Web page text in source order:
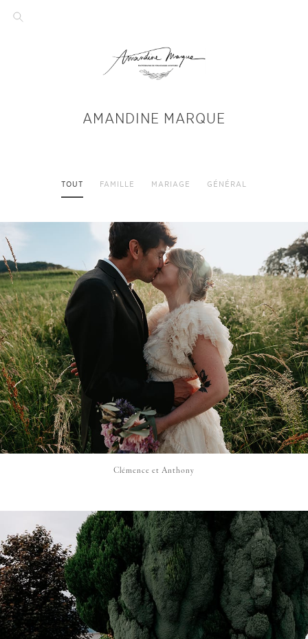
AMANDINE MARQUE
TOUT FAMILLE MARIAGE GÉNÉRAL
Clémence et Anthony